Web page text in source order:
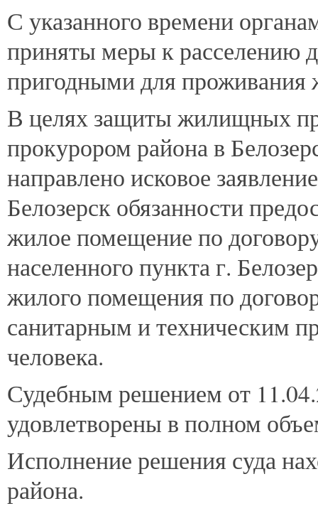
С указанного времени
приняты меры к расселению
пригодными для
В целях защиты жилищных
прокурором района в
направлено исковое
Белозерск обязанности
жилое помещение по
населенного пункта г.
жилого помещения по
санитарным и техническим
человека.
Судебным решением от
удовлетворены в полном
Исполнение решения суда
района.